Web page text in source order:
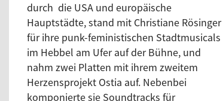
durch die USA und europäische
Hauptstädte, stand mit Christiane Rösinger
für ihre punk-feministischen Stadtmusicals
im Hebbel am Ufer auf der Bühne, und
nahm zwei Platten mit ihrem zweitem
Herzensprojekt Ostia auf. Nebenbei
komponierte sie Soundtracks für
ein von Windböen und Möwengeschrei
aufgepeitschtes Städtchen mit bunten
Häusern, wo sie in einem Musikstudio ihres